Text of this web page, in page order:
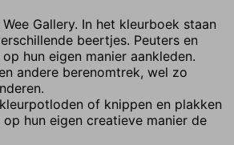
Gallery. In het kleurboek staan
beertjes. Peuters en
hun eigen manier aankleden.
andere berenomtrek, wel zo
of knippen en plakken
hun eigen creatieve manier de